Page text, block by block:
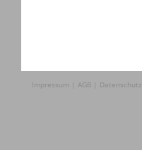
Impressum AGB Datenschutz